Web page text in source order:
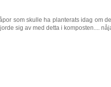
som skulle ha planterats idag om
sig av med detta i komposten....